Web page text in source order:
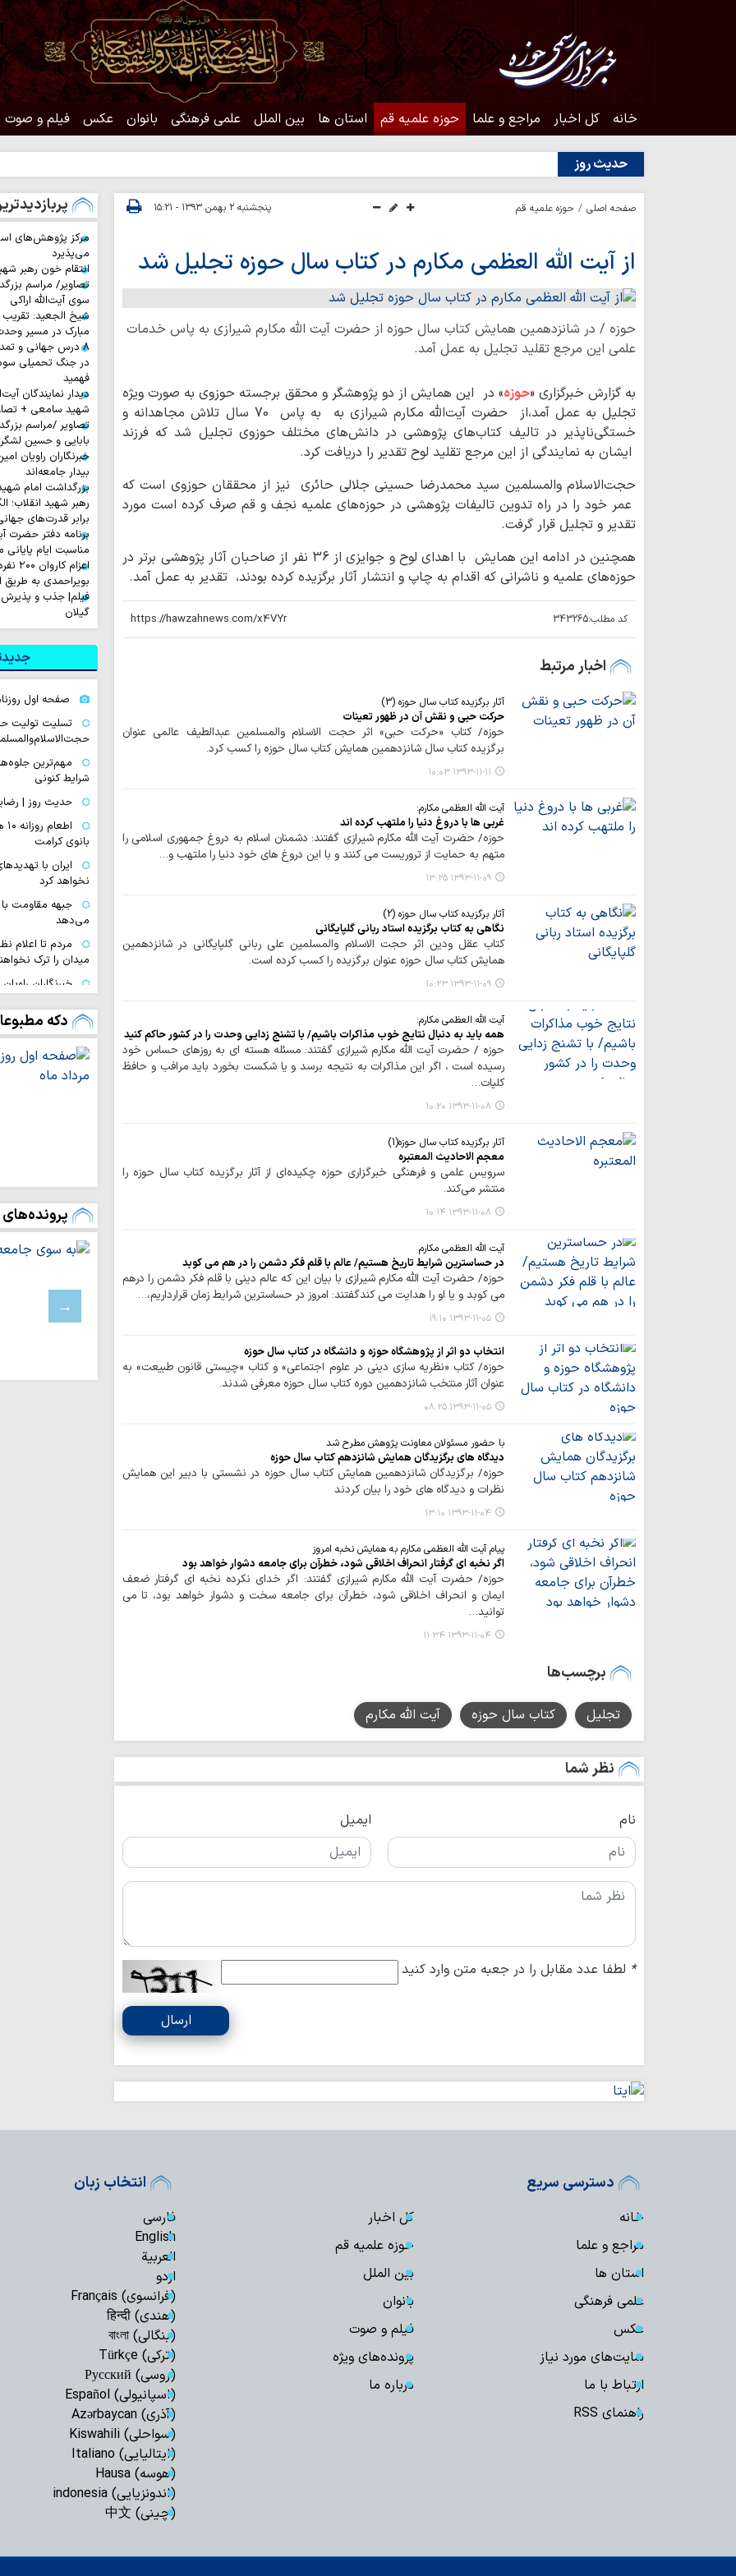
خانه کل اخبار مراجع و علما حوزه علمیه قم استان ها بین الملل علمی فرهنگی بانوان عکس فیلم و صوت
حدیث روز
صفحه اصلی حوزه علمیه قم پنجشنبه ۲ بهمن ۱۳۹۳ - ۱۵:۲۱
از آیت‌ الله العظمی مکارم در کتاب سال حوزه تجلیل شد
حوزه / در شانزدهمین همایش کتاب سال حوزه از حضرت آیت الله مکارم شیرازی به پاس خدمات
علمی این مرجع تقلید تجلیل به عمل آمد.
به گزارش خبرگزاری «حوزه» در این همایش از دو پژوهشگر و محقق برجسته حوزوی به صورت ویژه
تجلیل به عمل آمد،از حضرت آیت‌الله مکارم شیرازی به به پاس 70 سال تلاش مجاهدانه و
خستگی‌ناپذیر در تالیف کتاب‌های پژوهشی در دانش‌‌های مختلف حوزوی تجلیل شد که فرزند
ایشان به نمایندگی از این مرجع تقلید لوح تقدیر را دریافت کرد.
حجت‌الاسلام والمسلمین سید محمدرضا حسینی جلالی حائری نیز از محققان حوزوی است که
عمر خود را در راه تدوین تالیفات پژوهشی در حوزه‌های علمیه نجف و قم صرف کرده است مورد
تقدیر و تجلیل قرار گرفت.
همچنین در ادامه این همایش با اهدای لوح و جوایزی از 36 نفر از صاحبان آثار پژوهشی برتر در
حوزه‌های علمیه و ناشرانی که اقدام به چاپ و انتشار آثار برگزیده کرده بودند، تقدیر به عمل آمد.
کد مطلب:343265
اخبار مرتبط
آثار برگزیده کتاب سال حوزه (3)
حركت حبي و نقش آن در ظهور تعینات
حوزه/ کتاب «حركت حبي» اثر حجت الاسلام والمسلمین عبدالطیف عالمی عنوان
برگزیده کتاب سال شانزدهمین همایش کتاب سال حوزه را کسب کرد.
۱۳۹۳-۱۱-۱۱ ۱۰:۰۳
آیت الله العظمی مکارم:
غربی ها با دروغ دنیا را ملتهب کرده اند
حوزه/ حضرت آیت الله مکارم شیرازی گفتند: دشمنان اسلام به دروغ جمهوری اسلامی را
متهم به حمایت از تروریست می کنند و با این دروغ های خود دنیا را ملتهب و…
۱۳۹۳-۱۱-۰۹ ۱۳:۲۵
آثار برگزیده کتاب سال حوزه (2)
نگاهی به کتاب برگزیده استاد ربانی گلپایگانی
کتاب عقل ودین اثر حجت الاسلام والمسلمین علی ربانی گلپایگانی در شانزدهمین
همایش کتاب سال حوزه عنوان برگزیده را کسب کرده است.
۱۳۹۳-۱۱-۰۹ ۱۰:۲۳
آیت الله العظمی مکارم:
همه باید به دنبال نتایج خوب مذاکرات باشیم/ با تشنج زدایی وحدت را در کشور حاکم کنید
حوزه / حضرت آیت الله مکارم شیرازی گفتند: مسئله هسته ای به روزهای حساس خود
رسیده است ، اگر این مذاکرات به نتیجه برسد و یا شکست بخورد باید مرافب و حافظ
کلیات…
۱۳۹۳-۱۱-۰۸ ۱۰:۲۰
آثار برگزیده کتاب سال حوزه(1)
معجم الاحادیث المعتبره
سرویس علمی و فرهنگی خبرگزاری حوزه چکیده‌ای از آثار برگزیده کتاب سال حوزه را
منتشر می‌کند.
۱۳۹۳-۱۱-۰۸ ۱۰:۱۴
آیت الله العظمی مکارم
در حساسترین شرایط تاریخ هستیم/ عالم با قلم فکر دشمن را در هم می کوبد
حوزه/ حضرت آیت الله مکارم شیرازی با بیان این که عالم دینی با قلم فکر دشمن را درهم
می کوبد و یا او را هدایت می کندگفتند: امروز در حساسترین شرایط زمان قرارداریم،…
۱۳۹۳-۱۱-۰۵ ۱۹:۱۰
انتخاب دو اثر از پژوهشگاه حوزه و دانشگاه در كتاب سال حوزه
حوزه/ كتاب «نظريه سازي ديني در علوم اجتماعي» و كتاب «چيستي قانون طبيعت» به
عنوان آثار منتخب شانزدهمين دوره كتاب سال حوزه معرفي شدند.
۱۳۹۳-۱۱-۰۵ ۰۸:۲۵
با حضور مسئولان معاونت پژوهش مطرح شد
دیدگاه های برگزیدگان همایش شانزدهم کتاب سال حوزه
حوزه/ برگزیدگان شانزدهمین همایش کتاب سال حوزه در نشستی با دبیر این همایش
نظرات و دیدگاه های خود را بیان کردند
۱۳۹۳-۱۱-۰۴ ۱۳:۱۰
پیام آیت الله العظمی مکارم به همایش نخبه امروز
اگر نخبه ای گرفتار انحراف اخلاقی شود، خطرآن برای جامعه دشوار خواهد بود
حوزه/ حضرت آیت الله مکارم شیرازی گفتند: اگر خدای نکرده نخبه ای گرفتار ضعف
ایمان و انحراف اخلاقی شود، خطرآن برای جامعه سخت و دشوار خواهد بود، تا می
توانید…
۱۳۹۳-۱۱-۰۴ ۱۱:۳۴
برچسب‌ها
تجلیل کتاب سال حوزه آیت الله مکارم
نظر شما
نام ایمیل
* لطفا عدد مقابل را در جعبه متن وارد کنید
ارسال
مرکز پژوهش‌های
می‌پذیرد
انتقام خون رهبر
تصاویر/ مراسم
سوی آیت‌الله اراکی
شیخ الجعید: تقریب
مبارک در مسیر
۸ درس جهانی و
در جنگ تحمیلی
فهمید
دیدار نمایندگان
شهید سامعی +
تصاویر /مراسم
بابایی و حسین
خبرنگاران راویان
بیدار جامعه‌اند
بزرگداشت امام
رهبر شهید انقلاب؛
برابر قدرت‌های
برنامه دفتر حضرت
مناسبت ایام پایانی
بویراحمدی به
فیلم| جذب و پذیرش
گیلان
صفحه اول روزنامه‌های
تسلیت تولیت
مهم‌ترین
شرایط کنونی
حدیث روز |
بانوی کرامت
ایران با
نخواهد کرد
جبهه مقاومت
می‌دهد
مردم تا اعلام
میدان را ترک
خبرنگاران
اربعین حسینی
و حسینی داشت
مهاجرت معکوس
نشانه بحران رژیم
ملت ایران با
آرمان‌های خود
رفاه و امنیت
لبنان
بیروت،
علیه جمهوری
قدرت منطقه‌ای
دکه
پرونده‌های
دسترسی سریع
خانه
کل اخبار
مراجع و علما
حوزه علمیه قم
استان ها
بین الملل
علمی فرهنگی
بانوان
عکس
فیلم و صوت
سایت‌های مورد نیاز
پرونده‌های ویژه
ارتباط با ما
درباره ما
راهنمای RSS
انتخاب زبان
فارسی
English
العربیة
اردو
(فرانسوی) Français
(هندی) हिन्दी
(بنگالی) বাংলা
(ترکی) Türkçe
(روسی) Русский
(اسپانیولی) Español
(آذری) Azərbaycan
(سواحلی) Kiswahili
(ایتالیایی) Italiano
(هوسه) Hausa
(اندونزیایی) indonesia
(چینی) 中文